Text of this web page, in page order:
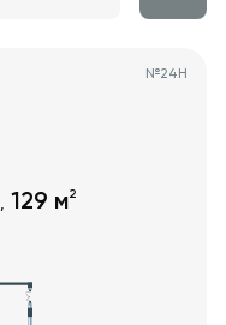
№24Н
, 129 м2